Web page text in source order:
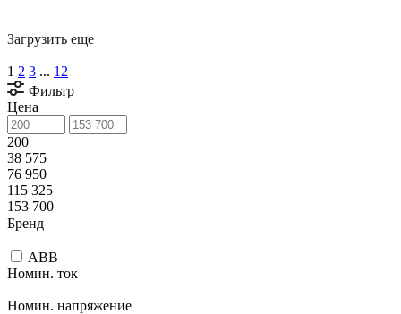
Загрузить еще
1 2 3 ... 12
Фильтр
Цена
200
38 575
76 950
115 325
153 700
Бренд
ABB
Номин. ток
Номин. напряжение